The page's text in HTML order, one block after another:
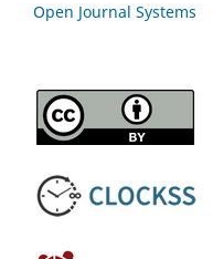
Open Journal Systems